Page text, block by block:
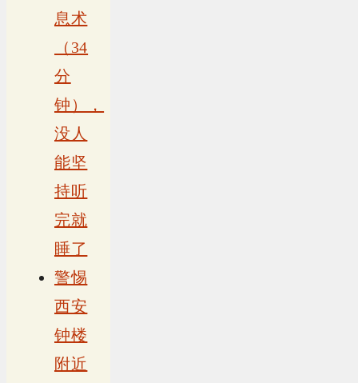
息术
（34
分
钟），
没人
能坚
持听
完就
睡了
警惕
西安
钟楼
附近